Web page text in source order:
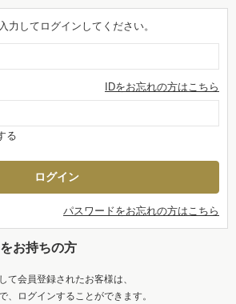
力してログインしてください。
IDをお忘れの方はこちら
る
パスワードをお忘れの方はこちら
お持ちの方
て会員登録されたお客様は、
、ログインすることができます。